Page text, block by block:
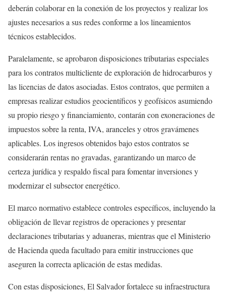
deberán colaborar en la conexión de los proyectos y realizar los
ajustes necesarios a sus redes conforme a los lineamientos
técnicos establecidos.
Paralelamente, se aprobaron disposiciones tributarias especiales
para los contratos multicliente de exploración de hidrocarburos y
las licencias de datos asociadas. Estos contratos, que permiten a
empresas realizar estudios geocientíficos y geofísicos asumiendo
su propio riesgo y financiamiento, contarán con exoneraciones de
impuestos sobre la renta, IVA, aranceles y otros gravámenes
aplicables. Los ingresos obtenidos bajo estos contratos se
considerarán rentas no gravadas, garantizando un marco de
certeza jurídica y respaldo fiscal para fomentar inversiones y
modernizar el subsector energético.
El marco normativo establece controles específicos, incluyendo la
obligación de llevar registros de operaciones y presentar
declaraciones tributarias y aduaneras, mientras que el Ministerio
de Hacienda queda facultado para emitir instrucciones que
aseguren la correcta aplicación de estas medidas.
Con estas disposiciones, El Salvador fortalece su infraestructura